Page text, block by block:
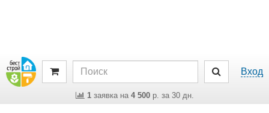
Вход
1заявка на 4 500р. за 30 дн.